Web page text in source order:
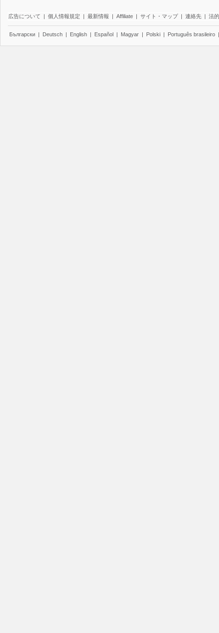
広告について | 個人情報規定 | 最新情報 | Affiliate | サイト・マップ | 連絡先 | 法
Български | Deutsch | English | Español | Magyar | Polski | Português brasileiro